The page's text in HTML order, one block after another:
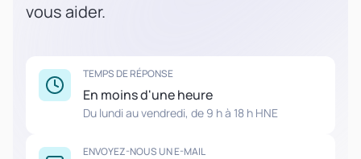
vous aider.
TEMPS DE RÉPONSE
En moins d'une heure
Du lundi au vendredi, de 9 h à 18 h HNE
ENVOYEZ-NOUS UN E-MAIL